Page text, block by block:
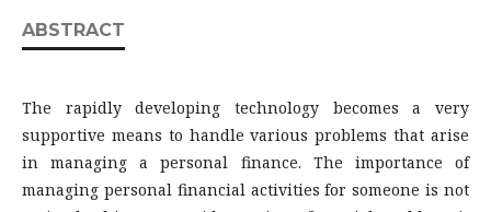
ABSTRACT
The rapidly developing technology becomes a very
supportive means to handle various problems that arise
in managing a personal finance. The importance of
managing personal financial activities for someone is not